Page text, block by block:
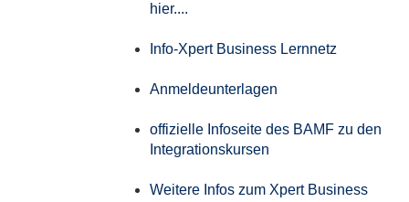
hier....
Info-Xpert Business Lernnetz
Anmeldeunterlagen
offizielle Infoseite des BAMF zu den
Integrationskursen
Weitere Infos zum Xpert Business